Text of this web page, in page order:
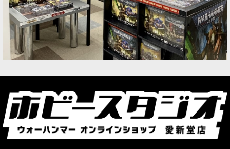
XENOS：アエルダリ
XENOS：デュカーリ
XENOS：オルク
XENOS：ティラニッド
XENOS：ネクロン
情景モデル